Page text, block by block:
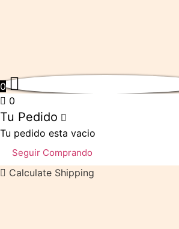
0
0
Tu Pedido
Tu pedido esta vacio
Seguir Comprando
Calculate Shipping